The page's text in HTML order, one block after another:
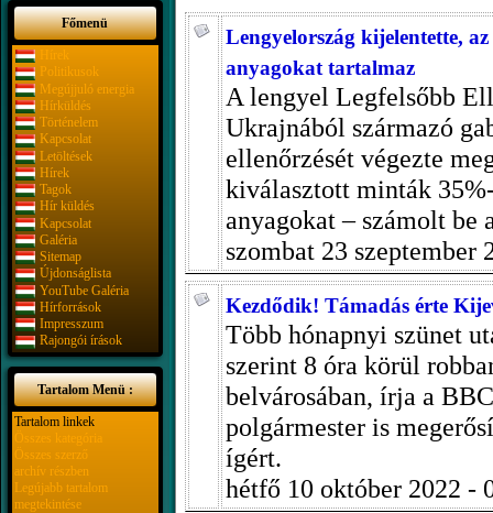
Főmenü
Hírek
Politikusok
Megújjuló energia
Hírküldés
Történelem
Kapcsolat
Letöltések
Hírek
Tagok
Hír küldés
Kapcsolat
Galéria
Sitemap
Újdonságlista
YouTube Galéria
Hírforrások
Impresszum
Rajongói írások
Tartalom Menü :
Tartalom linkek
Összes kategória
Összes szerző
archív részben
Legújabb tartalom
megtekintése
Lengyelország kijelentette,
anyagokat tartalmaz
A lengyel Legfelsőbb
Ukrajnából származó
ellenőrzését végezte
kiválasztott minták
anyagokat – számolt be
szombat 23 szeptember
Kezdődik! Támadás érte
Több hónapnyi szünet
szerint 8 óra körül
belvárosában, írja a
polgármester is
ígért.
hétfő 10 október 2022 -